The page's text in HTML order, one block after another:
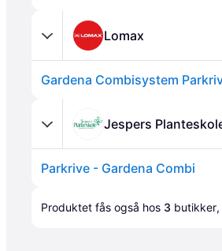
Lomax
Gardena Combisystem
Jespers
Parkrive - Gardena Combi
Produktet fås også hos 3 butikker